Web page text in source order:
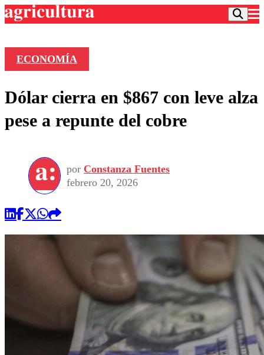
Frecuencias
Agricultura TV
Deportes
Motor
Otros Deportes
Universidad Católica
Universidad de Chile
Dato Practico
Sustentabilidad
Vida Social
Publicaciones en medios
Comercial
ECONOMÍA
Dólar cierra en $867 con leve alza
pese a repunte del cobre
por Constanza Fuentes
febrero 20, 2026